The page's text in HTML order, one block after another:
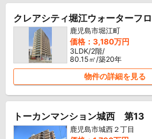
クレアシティ堀江ウォーターフ
鹿児島市堀江町
価格：3,180万円
3LDK/2階/
80.15㎡/築20年
物件の詳細を見る
トーカンマンション城西 第13
鹿児島市城西２丁目